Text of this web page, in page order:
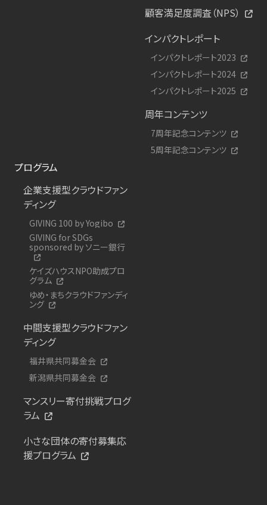
顧客満足度調査（NPS）
インパクトレポート
インパクトレポート2023
インパクトレポート2024
インパクトレポート2025
周年コンテンツ
7周年記念コンテンツ
5周年記念コンテンツ
プログラム
企業支援型クラウドファン
ディング
GIVING 100 by Yogibo
GIVING for SDGs
sponsored by ソニー銀行
ケイズハウスNPO助成プロ
グラム
ゆめ・まちクラウドファンディ
ング
中間支援型クラウドファン
ディング
福井県共同募金会
新潟県共同募金会
マンスリー寄付挑戦プログ
ラム
小さな団体の寄付募集応
援プログラム